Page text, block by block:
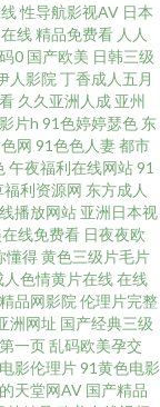
久 久久国产久久国产
春色影视在线 国产精
产区 91视频国在 91色
韩无码精品AⅤ 91豆花
产精品9 午夜老司机
青草青娱乐av99 91
窝人妻 国产福利一区
性导航影视AV 日本
线精品免费看 人人
0 国产欧美 日韩三级
人影院 丁香成人五月
久久亚洲人成 亚州
片h 91色婷婷瑟色 东
网 91色色人妻都市
午夜福利在线网站91
福利资源网 东方成人
播放网站 亚洲日本视
线免费看 日夜夜欧
懂得黄色三级片毛片
人色情黄片在线在线
品网影院 伦理片完整
洲网址 国产经典三级
一页乱码欧美孕交
影伦理片91黄色电影
天堂网AV 国产精品